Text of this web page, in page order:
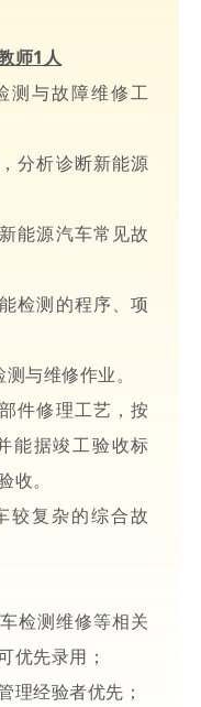
师1人
测与故障维修工
分析诊断新能源
能源汽车常见故
检测的程序、项
与维修作业。
件修理工艺，按
能据竣工验收标
。
较复杂的综合故
检测维修等相关
优先录用；
理经验者优先；